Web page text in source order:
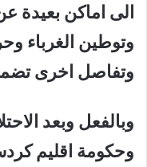
الى اماكن بعيدة
وتوطين الغرباء
وتفاصل اخرى
وبالفعل وبعد
وحكومة اقليم